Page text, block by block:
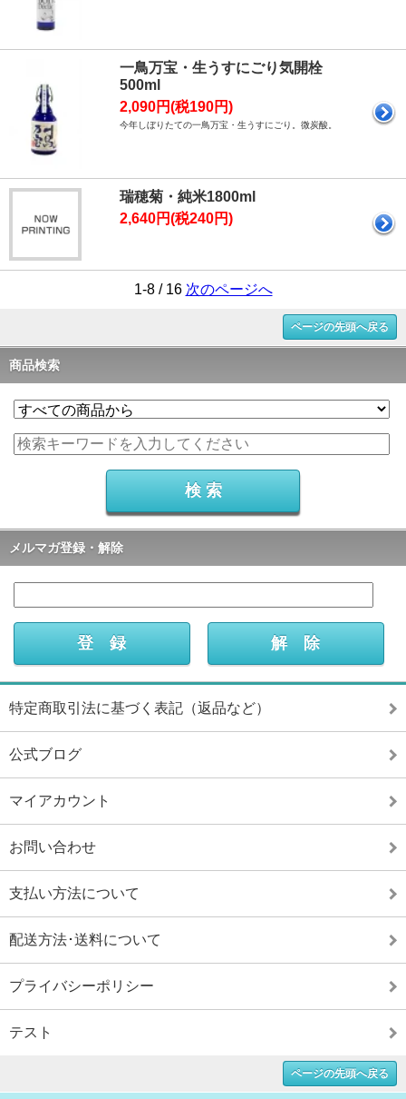
一鳥万宝・生うすにごり気開栓
500ml
2,090円(税190円)
今年しぼりたての一鳥万宝・生うすにごり。微炭酸。
瑞穂菊・純米1800ml
2,640円(税240円)
1-8 / 16 次のページへ
ページの先頭へ戻る
商品検索
メルマガ登録・解除
特定商取引法に基づく表記（返品など）
公式ブログ
マイアカウント
お問い合わせ
支払い方法について
配送方法･送料について
プライバシーポリシー
テスト
ページの先頭へ戻る